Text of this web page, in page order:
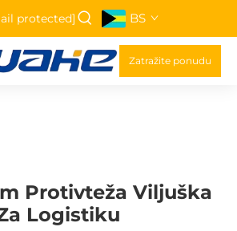
protected] BS
Zatražite ponudu
Protivteža Viljuška
Logistiku